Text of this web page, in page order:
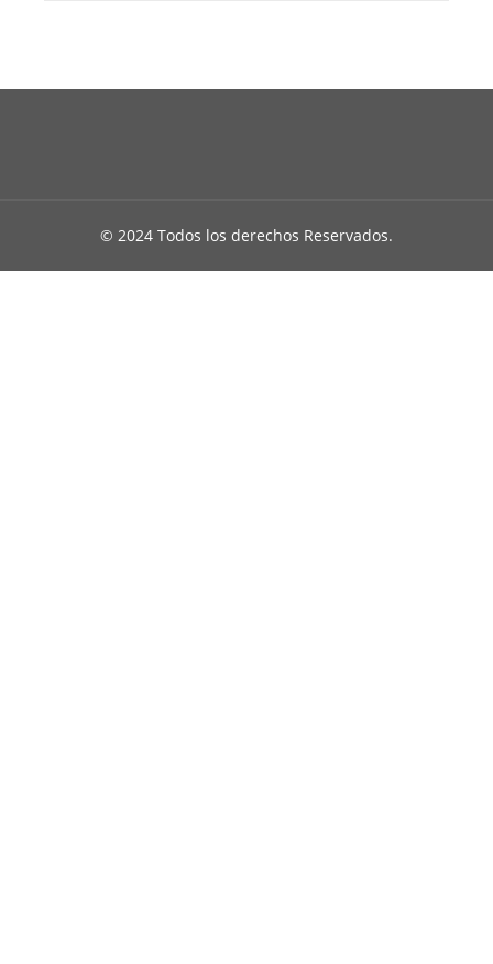
© 2024 Todos los derechos Reservados.